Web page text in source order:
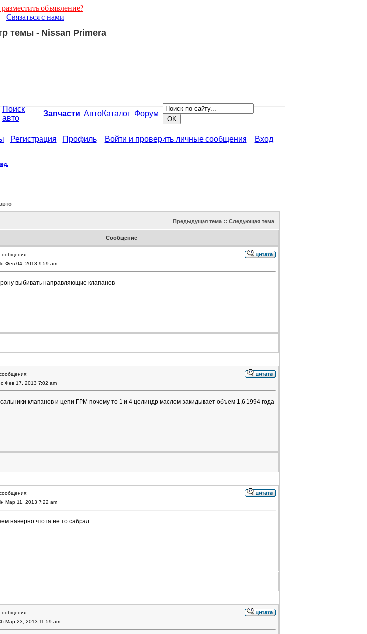
объявление?
Связаться с нами
темы - Nissan Primera
Поиск
авто
Запчасти АвтоКаталог Форум
Регистрация Профиль Войти и проверить личные сообщения Вход
Предыдущая тема:: Следующая тема
Сообщение
Фев 04, 2013 9:59 am
выбивать направляющие клапанов
Фев 17, 2013 7:02 am
клапанов и цепи ГРМ почему то 1 и 4 целиндр маслом закидывает объем 1,6 1994 года
Мар 11, 2013 7:22 am
наверно чтота не то сабрал
Мар 23, 2013 11:59 am